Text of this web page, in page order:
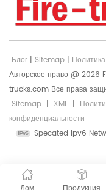
Блог | Sitemap |
Авторское право @ 2026
trucks.com Все права
Sitemap | XML |
конфиденциальности
Specated Ipv6